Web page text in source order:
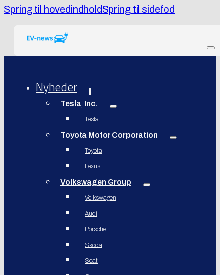
Spring til hovedindholdSpring til sidefod
Nyheder
Tesla, Inc.
Tesla
Toyota Motor Corporation
Toyota
Lexus
Volkswagen Group
Volkswagen
Audi
Porsche
Skoda
Seat